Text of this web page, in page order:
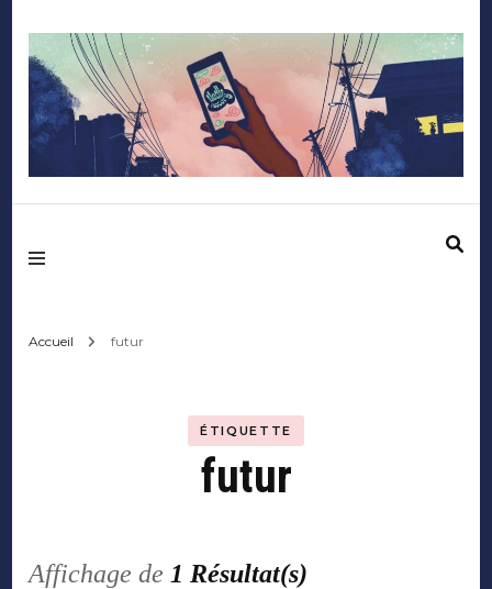
Mediafactory – Le
Accueil futur
ÉTIQUETTE
futur
Affichage de 1 Résultat(s)